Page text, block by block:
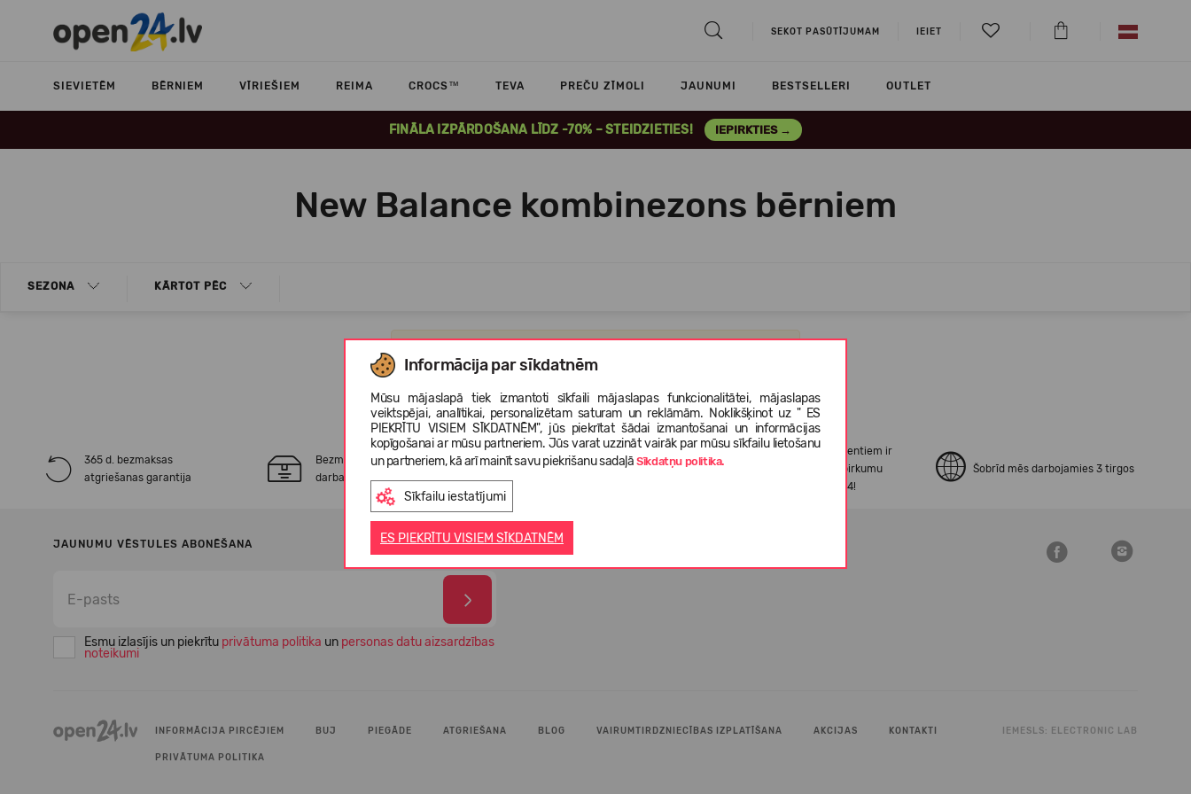
SEKOT PASŪTĪJUMAM IEIET
SIEVIETĒM BĒRNIEM VĪRIEŠIEM REIMA CROCS™ TEVA PREČU ZĪMOLI JAUNUMI BESTSELLERI OUTLET
FINĀLA IZPĀRDOŠANA LĪDZ -70% – STEIDZIETIES! IEPIRKTIES →
Informācija par sīkdatnēm
Mūsu mājaslapā tiek izmantoti sīkfaili mājaslapas funkcionalitātei, mājaslapas
veiktspējai, analītikai, personalizētam saturam un reklāmām. Noklikšķinot uz " ES
PIEKRĪTU VISIEM SĪKDATNĒM", jūs piekrītat šādai izmantošanai un informācijas
kopīgošanai ar mūsu partneriem. Jūs varat uzzināt vairāk par mūsu sīkfailu lietošanu
un partneriem, kā arī mainīt savu piekrišanu sadaļāSīkdatņu politika.
Sīkfailu iestatījumi
ES PIEKRĪTU VISIEM SĪKDATNĒM
New Balance kombinezons bērniem
SEZONA KĀRTOT PĒC
365 d. bezmaksas
atgriešanas garantija
Bezmaksas* piegāde 1-3
darba dienu laikā
Izvēlies savus apavus no vairāk
99% no mūsu klientiem ir
apmierināti ar pirkumu
veikšanu Open24!
Šobrīd mēs darbojamies 3 tirgos
JAUNUMU VĒSTULES ABONĒŠANA
Esmu izlasījis un piekrītu privātuma politika un personas datu aizsardzības
noteikumi
INFORMĀCIJA PIRCĒJIEM BUJ PIEGĀDE ATGRIEŠANA BLOG VAIRUMTIRDZNIECĪBAS IZPLATĪŠANA AKCIJAS KONTAKTI
PRIVĀTUMA POLITIKA
IEMESLS: ELECTRONIC LAB